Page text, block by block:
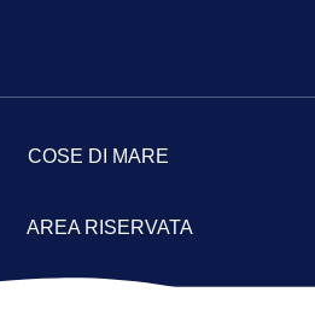
COSE DI MARE
AREA RISERVATA